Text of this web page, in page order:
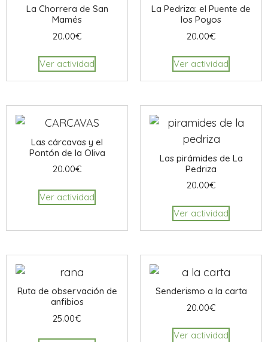
La Chorrera de San
Mamés
20.00€
Ver actividad
La Pedriza: el Puente de
los Poyos
20.00€
Ver actividad
Las cárcavas y el
Pontón de la Oliva
20.00€
Ver actividad
Las pirámides de La
Pedriza
20.00€
Ver actividad
Ruta de observación de
anfibios
25.00€
Senderismo a la carta
20.00€
Ver actividad